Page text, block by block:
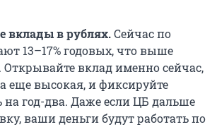
вклады в рублях.Сейчас по
13–17% годовых, что выше
вклад именно сейчас,
еще высокая, и фиксируйте
на год-два. Даже если ЦБ дальше
ваши деньги будут работать по